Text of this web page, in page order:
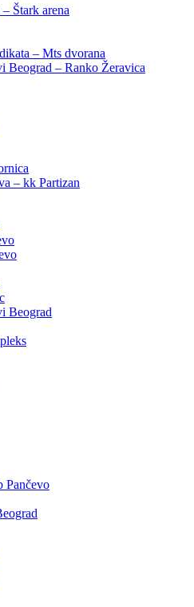
Štark arena
– Mts dvorana
Beograd – Ranko Žeravica
– kk Partizan
Beograd
Pančevo